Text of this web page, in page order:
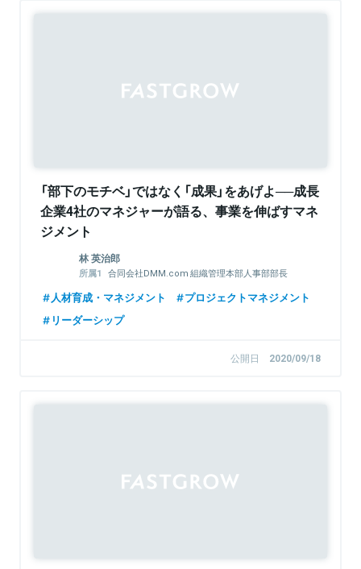
「部下のモチベ」ではなく「成果」をあげよ──成長
企業4社のマネジャーが語る、事業を伸ばすマネ
ジメント
林 英治郎
合同会社DMM.com 組織管理本部人事部部長
人材育成・マネジメント
プロジェクトマネジメント
リーダーシップ
公開日 2020/09/18